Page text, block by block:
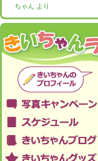
ちゃん より